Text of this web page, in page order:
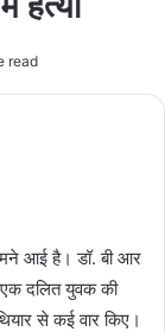
read
आई है। डॉ. बी आर
दलित युवक की
से कई वार किए।